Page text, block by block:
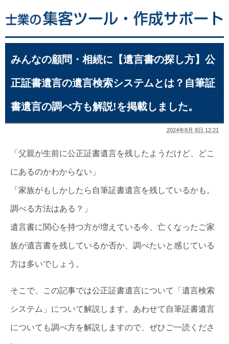
みんなの顧問・相続に【遺言書の探し方】公
正証書遺言の遺言検索システムとは？自筆証
書遺言の調べ方も解説!を掲載しました。
2024年8月 8日 12:21
「父親が生前に公正証書遺言を残したようだけど、どこ
にあるのかわからない」
「家族がもしかしたら自筆証書遺言を残しているかも。
調べる方法はある？」
遺言書に関心を持つ方が増えている今、亡くなったご家
族が遺言書を残しているか否か、調べたいと感じている
方は多いでしょう。
そこで、この記事では公正証書遺言について「遺言検索
システム」について解説します。あわせて自筆証書遺言
についても調べ方を解説しますので、ぜひご一読くださ